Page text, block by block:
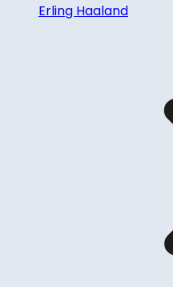
Erling Haaland